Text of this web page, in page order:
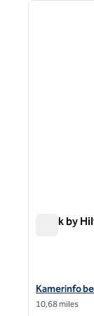
1 van 7
Spark by
Bekijk
Kamerinfo
10,68 miles